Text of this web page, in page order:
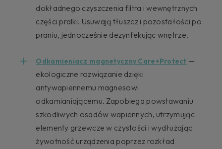
dokładnego czyszczenia filtra i wewnętrznych
części pralki. Usuwają tłuszcz i pozostałości po
praniu, jednocześnie dezynfekując wnętrze.
Odkamieniacz magnetyczny Care+Protect —
ekologiczne rozwiązanie dzięki
antywapiennemu magnesowi
odkamianiającemu. Zapobiega powstawaniu
szkodliwych osadów wapiennych, utrzymując
elementy grzewcze w czystości i wydłużając
żywotność urządzenia poprzez rozkład